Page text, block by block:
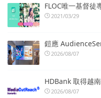
FLOC唯一基督徒
2021/03/29
鎧應
2026/08/07
HDBank 取得越
2026/08/07